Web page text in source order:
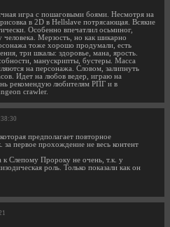
игра с пошаговыми боями. Несмотря на
в 2D в Hellslave потрясающая. Всякие
Особенно впечатлил осьминог,
человека. Мерзость, но как шикарно
тоже хорошо продумали, есть
три шкалы: здоровье, мана, ярость.
манускрипты, бустеры. Масса
на персонажа. Словом, залипнуть
Идет на любов ведер, играю на
рекомендую любителям РПГ и в
crawler.
предполагает повторное
первое прохождение не весь контент
к Слепому Пророку не очень, т.к. у
роль. Только показали как он